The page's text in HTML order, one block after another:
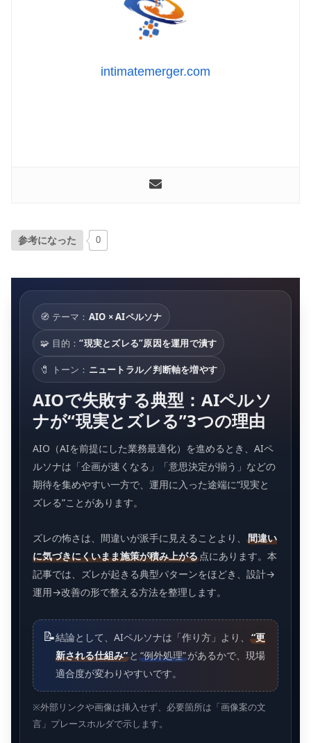
intimatemerger.com
参考になった 0
🧭 テーマ： AIO × AIペルソナ
🧩 目的：“現実とズレる”原因を運用で潰す
🧷 トーン： ニュートラル／判断軸を増やす
AIOで失敗する典型：AIペルソ
ナが“現実とズレる”3つの理由
AIO（AIを前提にした業務最適化）を進めるとき、AIペ
ルソナは「企画が速くなる」「意思決定が揃う」などの
期待を集めやすい一方で、運用に入った途端に“現実と
ズレる”ことがあります。
ズレの怖さは、間違いが派手に見えることより、
間違い
に気づきにくいまま施策が積み上がる 点にあります。本
記事では、ズレが起きる典型パターンをほどき、設計→
運用→改善の形で整える方法を整理します。
📝結論として、AIペルソナは「作り方」より、
“更
新される仕組み” と “例外処理”があるかで、現場
適合度が変わりやすいです。
※外部リンクや画像は挿入せず、必要箇所は「画像案の文
言」プレースホルダで示します。